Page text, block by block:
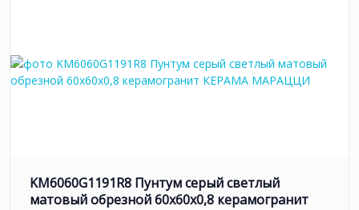
KM6060G1191R8 Пунтум серый светлый
матовый обрезной 60x60x0,8 керамогранит